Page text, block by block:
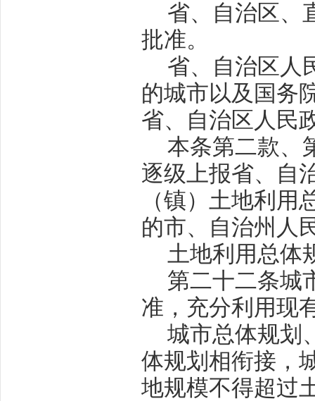
省、自治区、
批准。
省、自治区人
的城市以及国务
省、自治区人民
本条第二款、
逐级上报省、自
（镇）土地利
的市、自治州人
土地利用总体
第二十二条城
准，充分利用现
城市总体规划
体规划相衔接，
地规模不得超过